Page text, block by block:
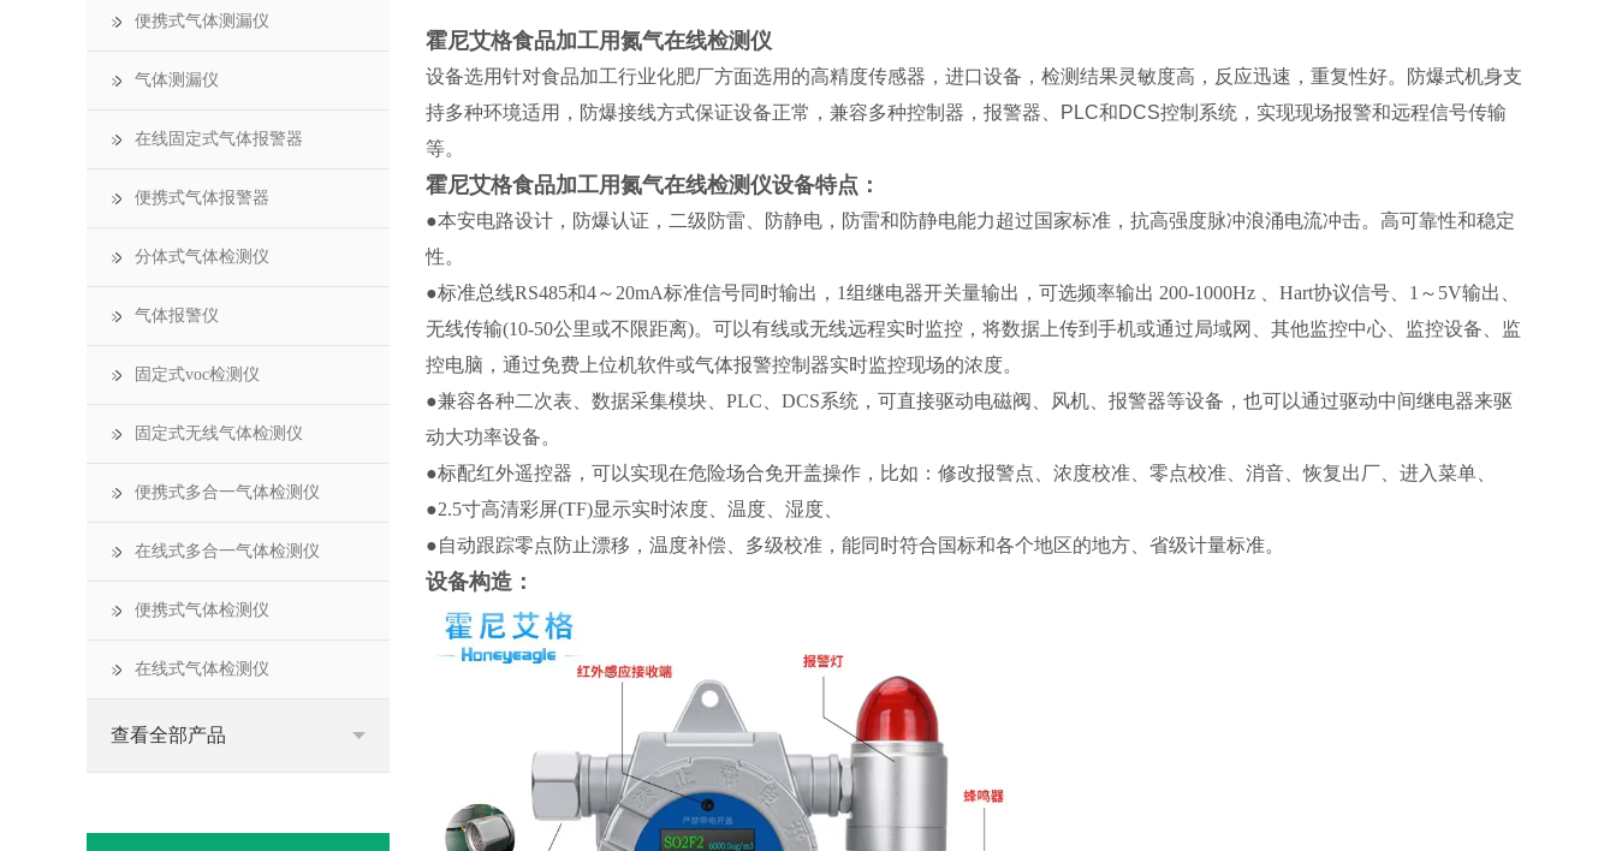
霍尼艾格食品加工用氮气在线检测仪
设备选用针对食品加工行业化肥厂方面选用的高精度传感器，进口设备，检测结果灵敏度高，反应迅速，重复性好。防爆式机身支
持多种环境适用，防爆接线方式保证设备正常，兼容多种控制器，报警器、PLC和DCS控制系统，实现现场报警和远程信号传输
等。
霍尼艾格食品加工用氮气在线检测仪设备特点：
●本安电路设计，防爆认证，二级防雷、防静电，防雷和防静电能力超过国家标准，抗高强度脉冲浪涌电流冲击。高可靠性和稳定
性。
●标准总线RS485和4～20mA标准信号同时输出，1组继电器开关量输出，可选频率输出 200-1000Hz 、Hart协议信号、1～5V输出、
无线传输(10-50公里或不限距离)。可以有线或无线远程实时监控，将数据上传到手机或通过局域网、其他监控中心、监控设备、监
控电脑，通过免费上位机软件或气体报警控制器实时监控现场的浓度。
●兼容各种二次表、数据采集模块、PLC、DCS系统，可直接驱动电磁阀、风机、报警器等设备，也可以通过驱动中间继电器来驱
动大功率设备。
●标配红外遥控器，可以实现在危险场合免开盖操作，比如：修改报警点、浓度校准、零点校准、消音、恢复出厂、进入菜单、
●2.5寸高清彩屏(TF)显示实时浓度、温度、湿度、
●自动跟踪零点防止漂移，温度补偿、多级校准，能同时符合国标和各个地区的地方、省级计量标准。
设备构造：
便携式气体测漏仪
气体测漏仪
在线固定式气体报警器
便携式气体报警器
分体式气体检测仪
气体报警仪
固定式voc检测仪
固定式无线气体检测仪
便携式多合一气体检测仪
在线式多合一气体检测仪
便携式气体检测仪
在线式气体检测仪
查看全部产品